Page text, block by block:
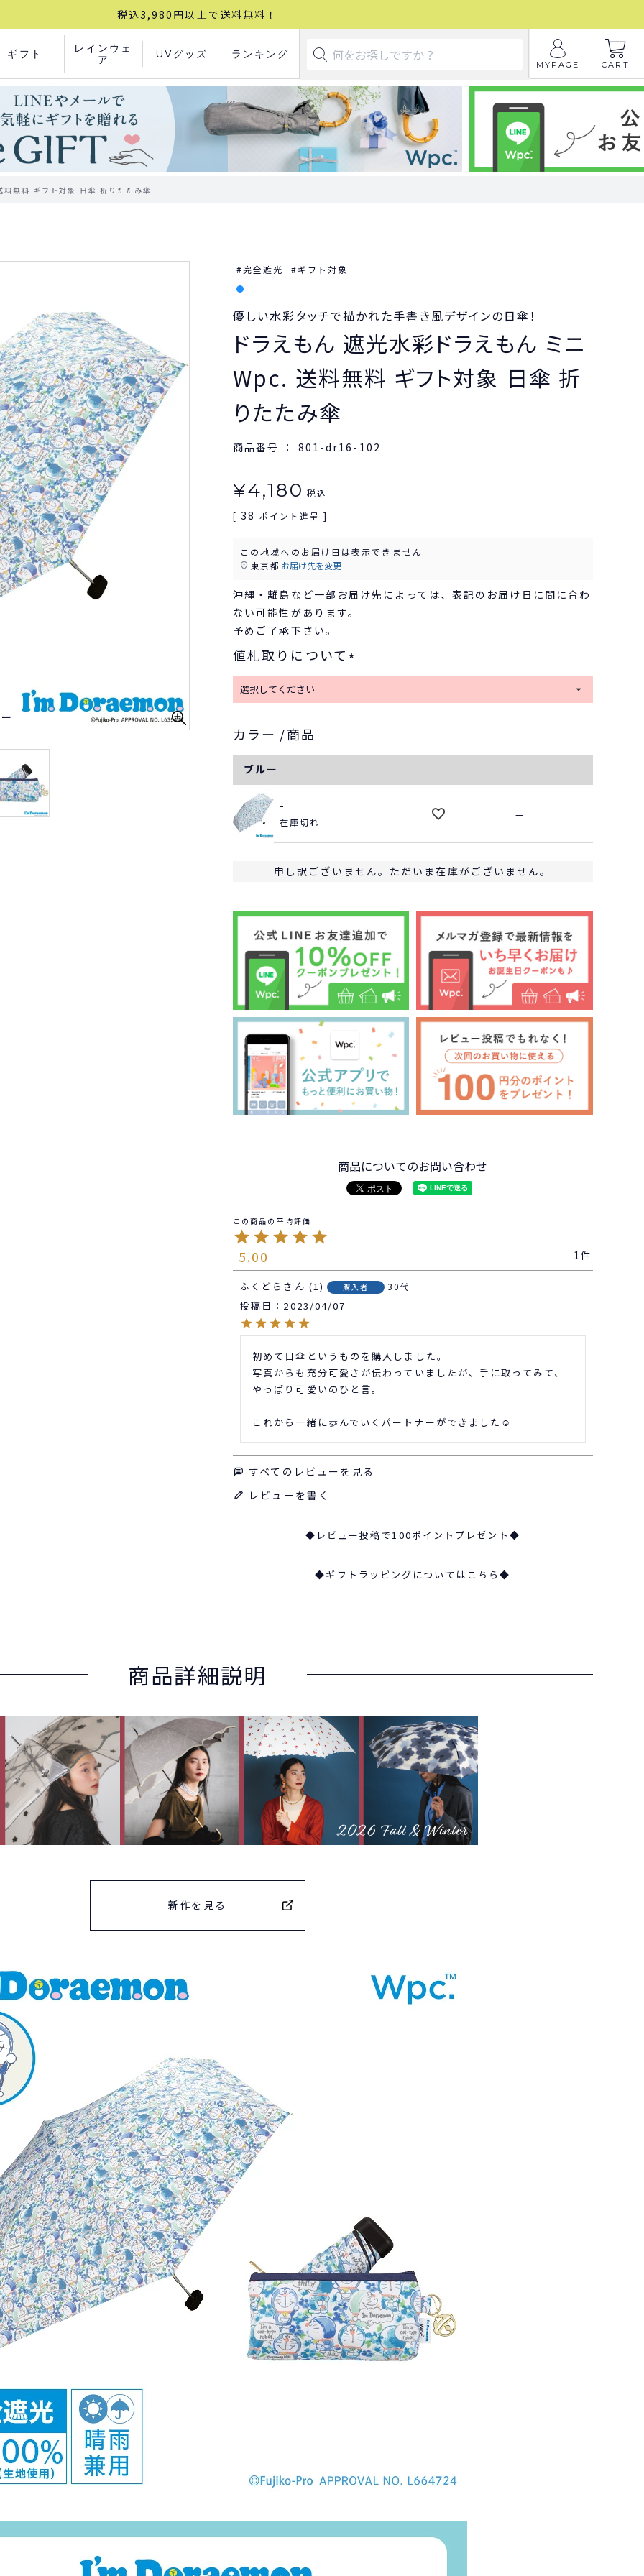
税込3,980円以上で送料無料！
ギフト
レインウェ
ア
UVグッズ ランキング
MYPAGE CART
無料 ギフト対象 日傘 折りたたみ傘
完全遮光 ギフト対象
優しい水彩タッチで描かれた手書き風デザインの日傘！
ドラえもん 遮光水彩ドラえもん ミニ
Wpc. 送料無料 ギフト対象 日傘 折
りたたみ傘
商品番号 801-dr16-102
¥4,180 税込
[ 38 ポイント進呈 ]
この地域へのお届け日は表示できません
東京都 お届け先を変更
沖縄・離島など一部お届け先によっては、表記のお届け日に間に合わ
ない可能性があります。
予めご了承下さい。
値札取りについて
(
必
カラー 商品
ブルー
-
在庫切れ
—
申し訳ございません。ただいま在庫がございません。
商品についてのお問い合わせ
5.00 1
ふくどら 1 購入者 30代
投稿日 2023/04/07
初めて日傘というものを購入しました。
写真からも充分可愛さが伝わっていましたが、手に取ってみて、
やっぱり可愛いのひと言。
これから一緒に歩んでいくパートナーができました☺️
すべてのレビューを見る
レビューを書く
◆レビュー投稿で100ポイントプレゼント◆
◆ギフトラッピングについてはこちら◆
商品詳細説明
新作を見る